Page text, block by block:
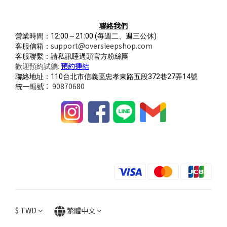
聯絡我們
營業時間：12:00～21:00 (每週二、週三公休)
客服信箱： support@oversleepshop.com
客服聯繫：請私訊睡過頭官方粉絲團
歡迎預約試躺: 預約連結
聯絡地址：110台北市信義區忠孝東路五段372巷27弄14號
統一編號： 90870680
$ TWD 繁體中文